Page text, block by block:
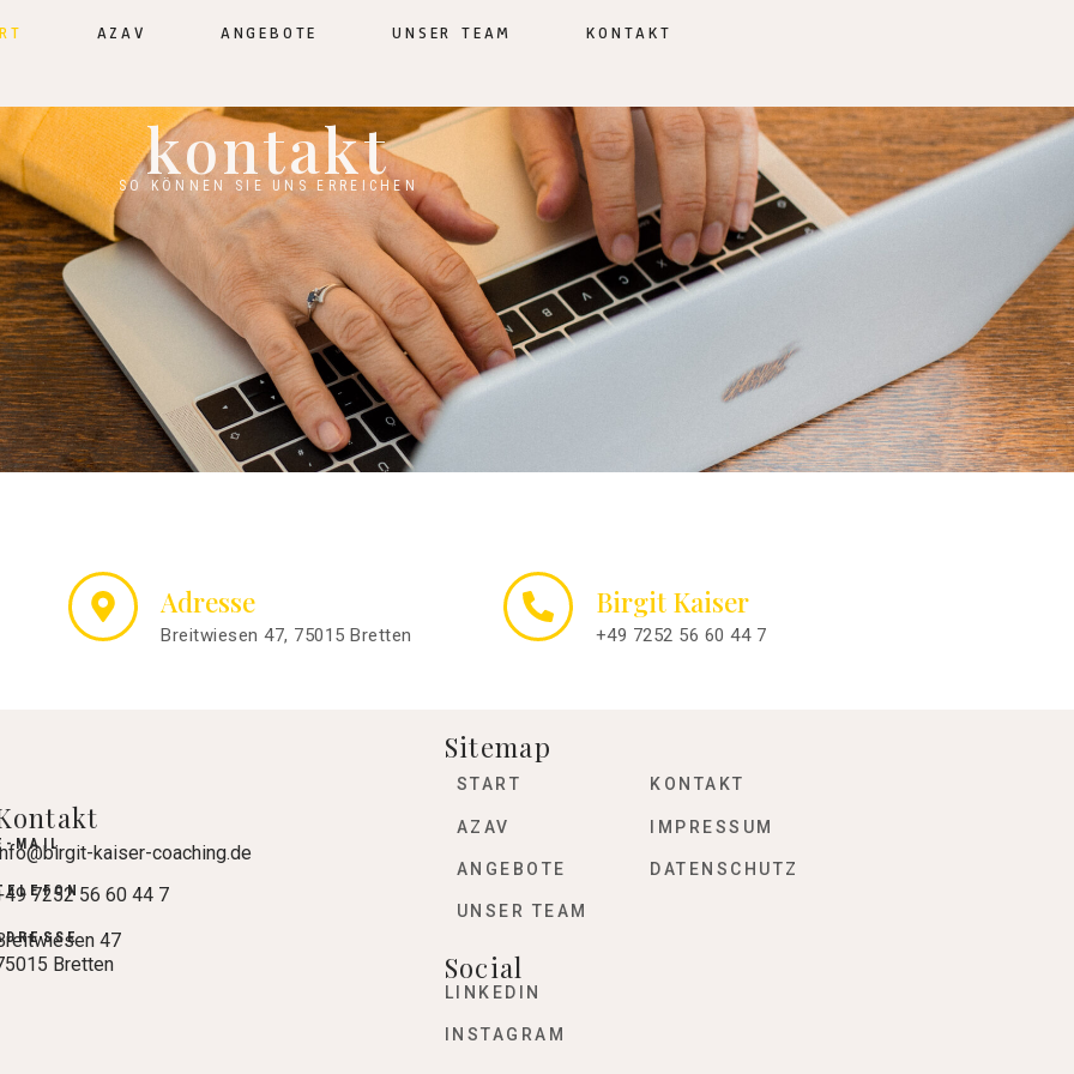
AZAV ANGEBOTE UNSER TEAM KONTAKT
kontakt
SO KÖNNEN SIE UNS ERREICHEN
Adresse
Breitwiesen 47, 75015 Bretten
Birgit Kaiser
+49 7252 56 60 44 7
MAIL kaiser-coaching.de
7252 56 60 44 7
47
Bretten
Sitemap
START
AZAV
ANGEBOTE
UNSER TEAM
KONTAKT
IMPRESSUM
DATENSCHUTZ
Social
LINKEDIN
INSTAGRAM